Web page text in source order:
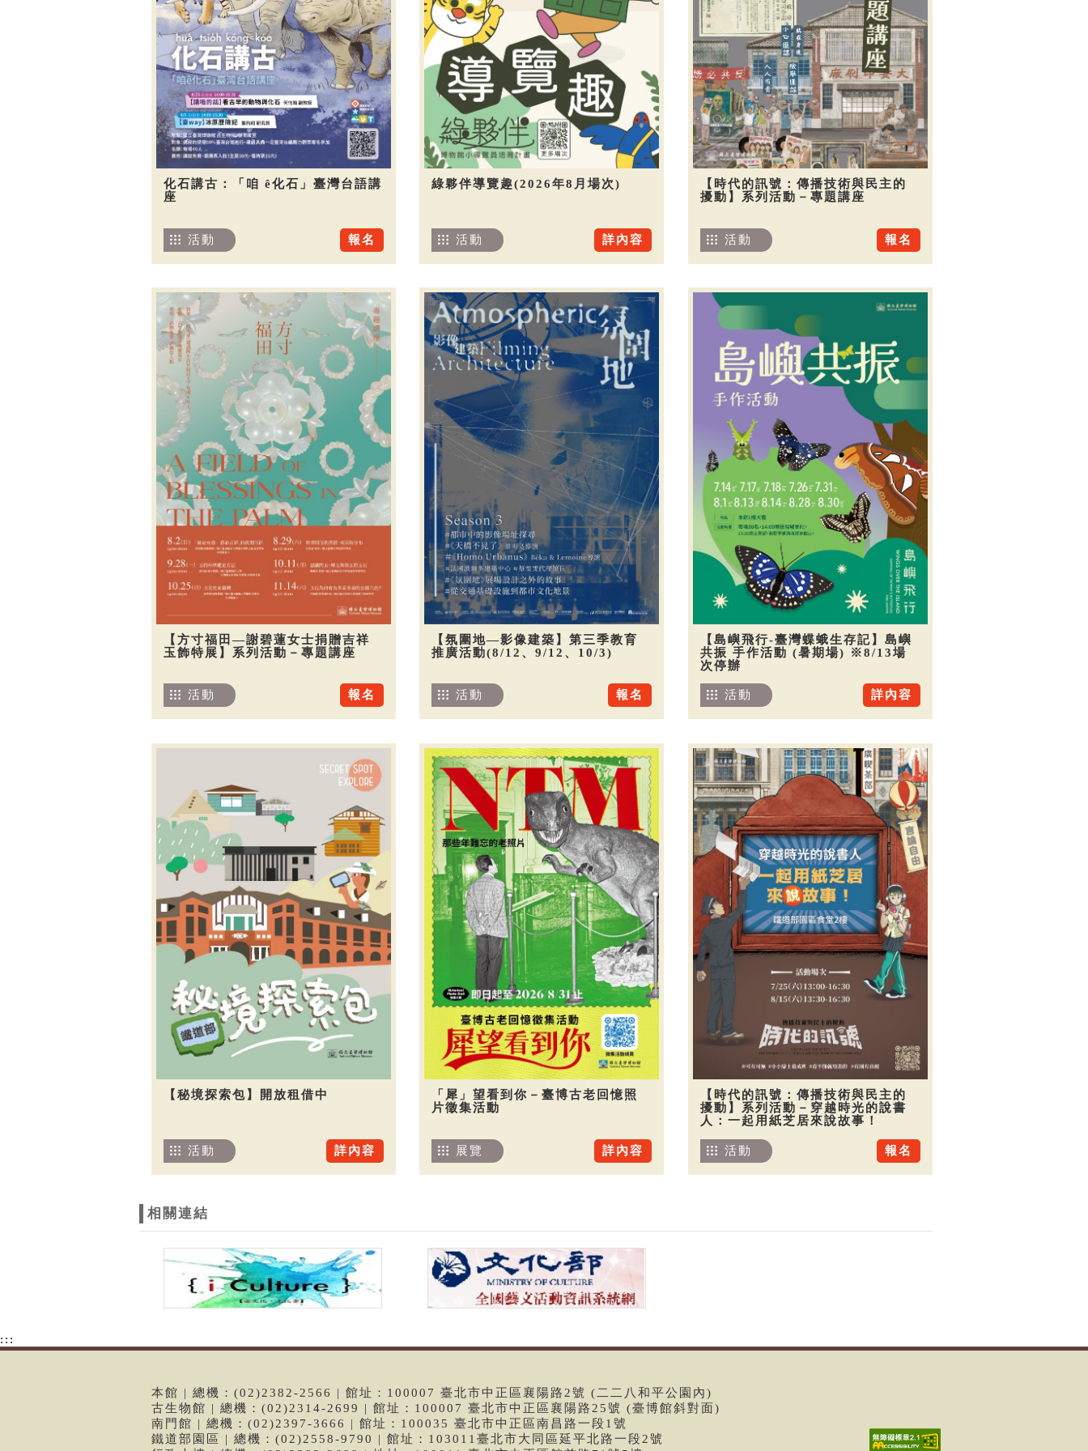
化石講古：「咱 ê化石」臺灣台語講
座
報名
活動
綠夥伴導覽趣(2026年8月場次)
詳內容
活動
【時代的訊號：傳播技術與民主的
擾動】系列活動－專題講座
報名
活動
【方寸福田—謝碧蓮女士捐贈吉祥
玉飾特展】系列活動－專題講座
報名
活動
【氛圍地—影像建築】第三季教育
推廣活動(8/12、9/12、10/3)
報名
活動
【島嶼飛行-臺灣蝶蛾生存記】島嶼
共振 手作活動 (暑期場) ※8/13場
次停辦
詳內容
活動
【秘境探索包】開放租借中
詳內容
活動
「犀」望看到你－臺博古老回憶照
片徵集活動
詳內容
展覽
【時代的訊號：傳播技術與民主的
擾動】系列活動－穿越時光的說書
人：一起用紙芝居來說故事！
報名
活動
相關連結
:::
本館 | 總機：(02)2382-2566 | 館址：100007 臺北市中正區襄陽路2號 (二二八和平公園內)
古生物館 | 總機：(02)2314-2699 | 館址：100007 臺北市中正區襄陽路25號 (臺博館斜對面)
南門館 | 總機：(02)2397-3666 | 館址：100035 臺北市中正區南昌路一段1號
鐵道部園區 | 總機：(02)2558-9790 | 館址：103011臺北市大同區延平北路一段2號